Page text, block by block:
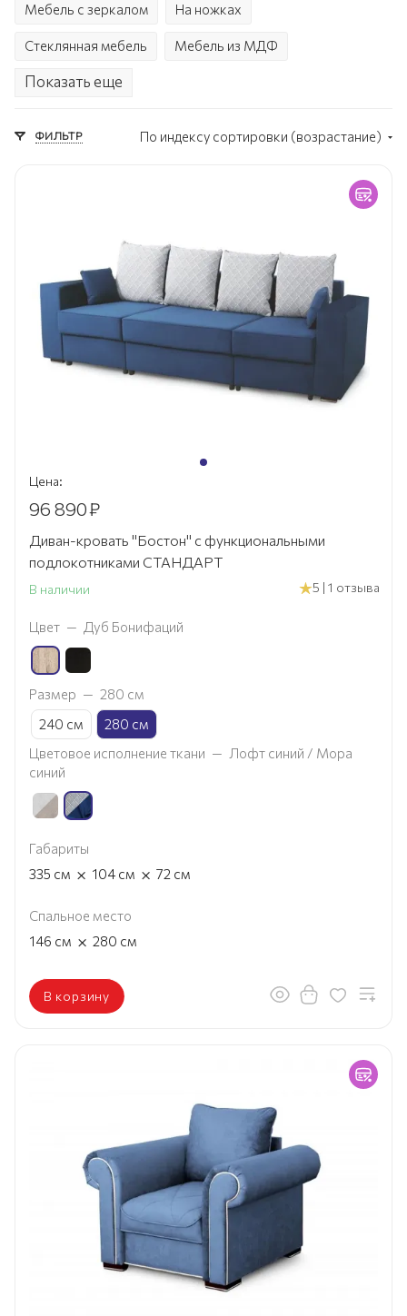
Мебель с зеркалом На ножках
Стеклянная мебель Мебель из МДФ
Угловая мебель
Показать еще
ФИЛЬТР По индексу сортировки (возрастание)
Цена:
96 890₽
Диван-кровать "Бостон" с функциональными
подлокотниками СТАНДАРТ
В наличии 5 | 1 отзыва
Цвет — Дуб Бонифаций
Размер — 280 см
240 см
280 см
Цветовое исполнение ткани — Лофт синий / Мора
синий
Габариты
335 см × 104 см × 72 см
Спальное место
146 см × 280 см
В корзину